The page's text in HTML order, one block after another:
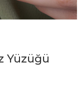
Yüzüğü